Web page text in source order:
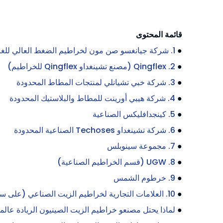
قائمة المحتوى
● 1. شركة جيانغسو صن مون لخراطيم الضغط العالي للغاز الصخري المحدودة.
● 2. Qingflex (مصنع تشينغداو Qingflex للخراطيم)
● 3. شركة خبي تشيانلي لمنتجات المطاط المحدودة
● 4. شركة هيبي أورينت للمطاط والبلاستيك المحدودة
● 5. كينجدافليكس الصناعية
● 6. شركة تشينغداو Techoses الصناعية المحدودة
● 7. مجموعة سينوبلس
● 8. UGW (قسم الخراطيم الصناعية)
● 9. خرطوم الشمس
● 10. العلامات التجارية لخراطيم الزيت الصناعي (على سبيل المثال، خرطوم الزيت الصناعي Orientflex)
● لماذا يحتل مصنعو خراطيم الزيت الصينيون الريادة